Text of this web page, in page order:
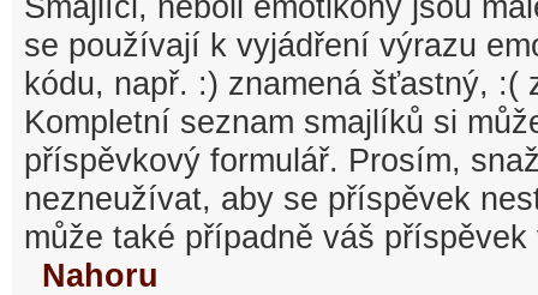
se používají k vyjádření výrazu
kódu, např. :) znamená šťastný, :(
Kompletní seznam smajlíků si
příspěvkový formulář. Prosím,
nezneužívat, aby se příspěvek
může také případně váš
Nahoru